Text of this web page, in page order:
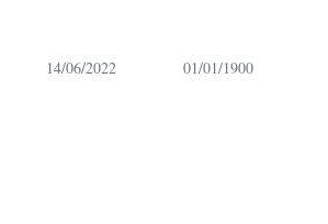
14/06/2022 01/01/1900